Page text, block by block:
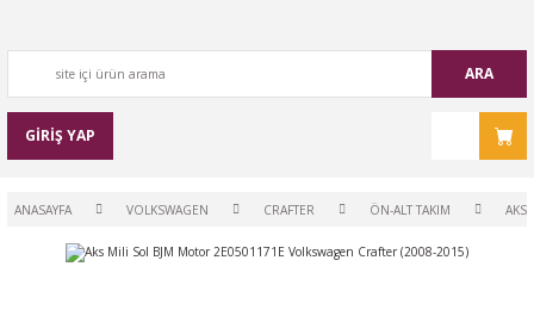
ARA
GİRİŞ YAP
ANASAYFA VOLKSWAGEN CRAFTER ÖN-ALT TAKIM AKS